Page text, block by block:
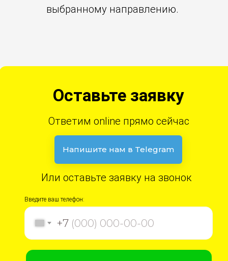
Введите ваш телефон:
+7
Оставьте заявку
Ответим online прямо сейчас
Напишите нам в Telegram
Или оставьте заявку на звонок
выбранному направлению.